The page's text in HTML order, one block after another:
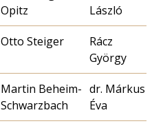
Opitz
László
Otto Steiger
Rácz
György
Martin Beheim-
Schwarzbach
dr. Márkus
Éva